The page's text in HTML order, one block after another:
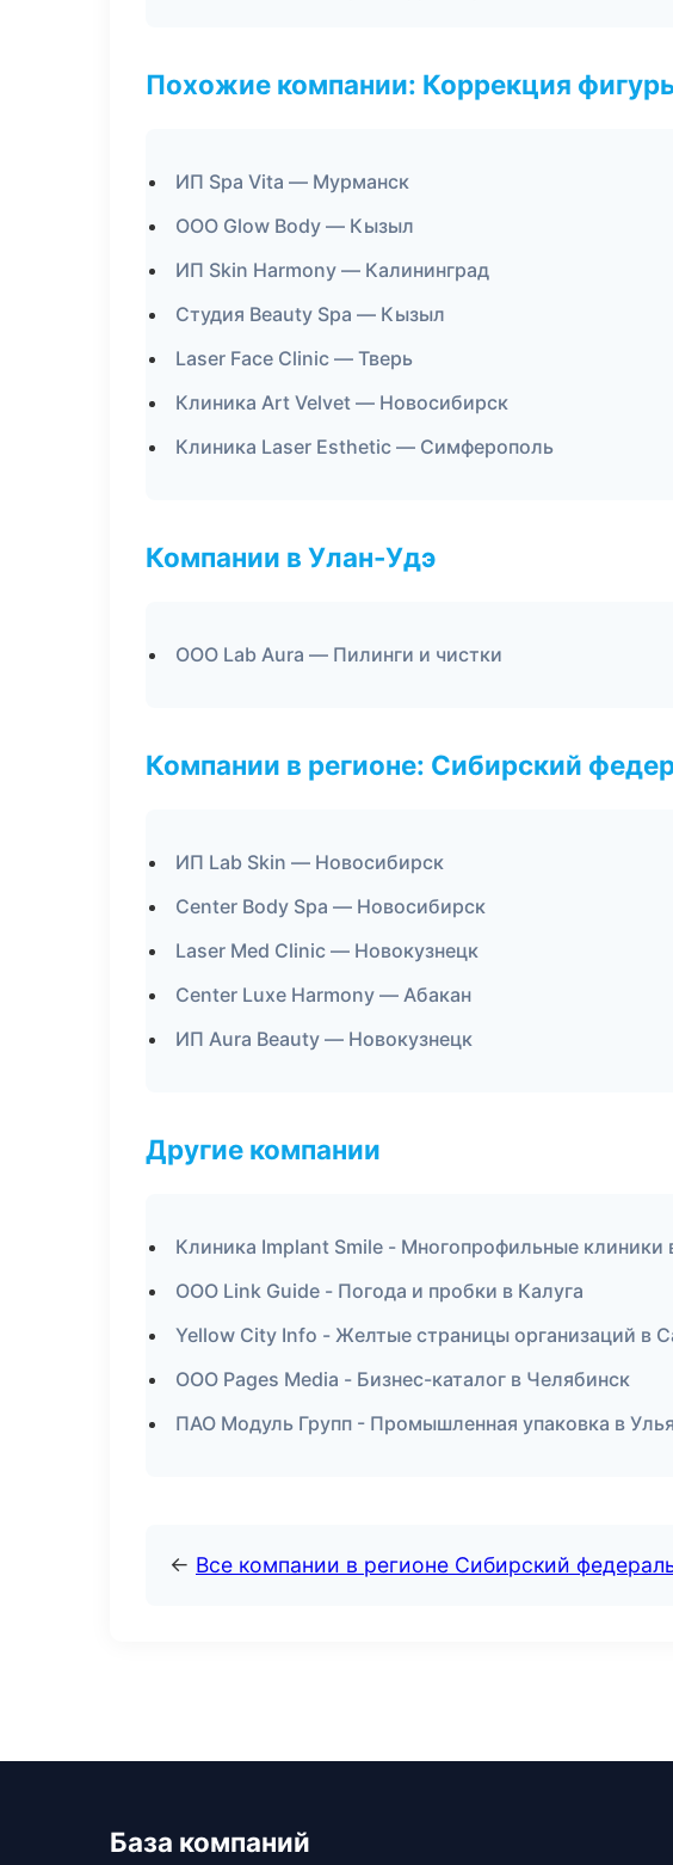
Похожие компании: Коррекция
ИП Spa Vita — Мурманск
ООО Glow Body — Кызыл
ИП Skin Harmony — Калининград
Студия Beauty Spa — Кызыл
Laser Face Clinic — Тверь
Клиника Art Velvet — Новосибирск
Клиника Laser Esthetic — Симферополь
Компании в Улан-Удэ
ООО Lab Aura — Пилинги и чистки
Компании в регионе: Сибирский
ИП Lab Skin — Новосибирск
Center Body Spa — Новосибирск
Laser Med Clinic — Новокузнецк
Center Luxe Harmony — Абакан
ИП Aura Beauty — Новокузнецк
Другие компании
Клиника Implant Smile - Многопрофильные клиники
ООО Link Guide - Погода и пробки в Калуга
Yellow City Info - Желтые страницы организаций в
ООО Pages Media - Бизнес-каталог в Челябинск
ПАО Модуль Групп - Промышленная упаковка в
← Все компании в регионе Сибирский
База компаний